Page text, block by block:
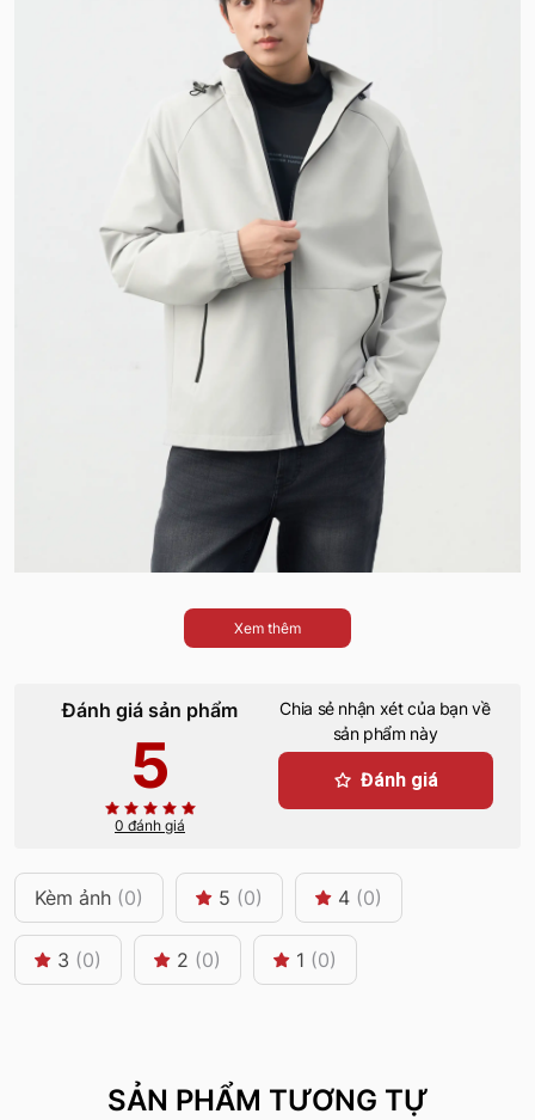
Xem thêm
Đánh giá sản phẩm
5
0 đánh giá
Chia sẻ nhận xét của bạn về
sản phẩm này
Đánh giá
Kèm ảnh (0) 5 (0) 4 (0)
3 (0) 2 (0) 1 (0)
SẢN PHẨM TƯƠNG TỰ